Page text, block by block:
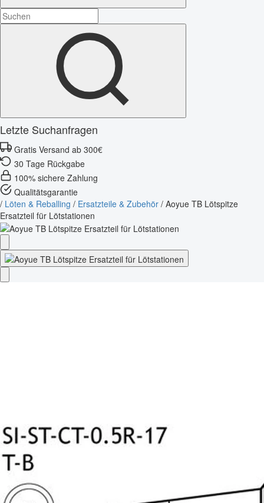
Letzte Suchanfragen
Gratis Versand ab 300€
30 Tage Rückgabe
100% sichere Zahlung
Qualitätsgarantie
/ Löten & Reballing / Ersatzteile & Zubehör / Aoyue TB Lötspitze
Ersatzteil für Lötstationen